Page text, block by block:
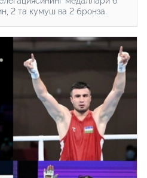
2 та кумуш ва 2 бронза.